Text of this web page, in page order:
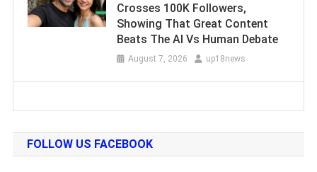
Crosses 100K Followers,
Showing That Great Content
Beats The AI Vs Human Debate
August 7, 2026 up18news
FOLLOW US FACEBOOK